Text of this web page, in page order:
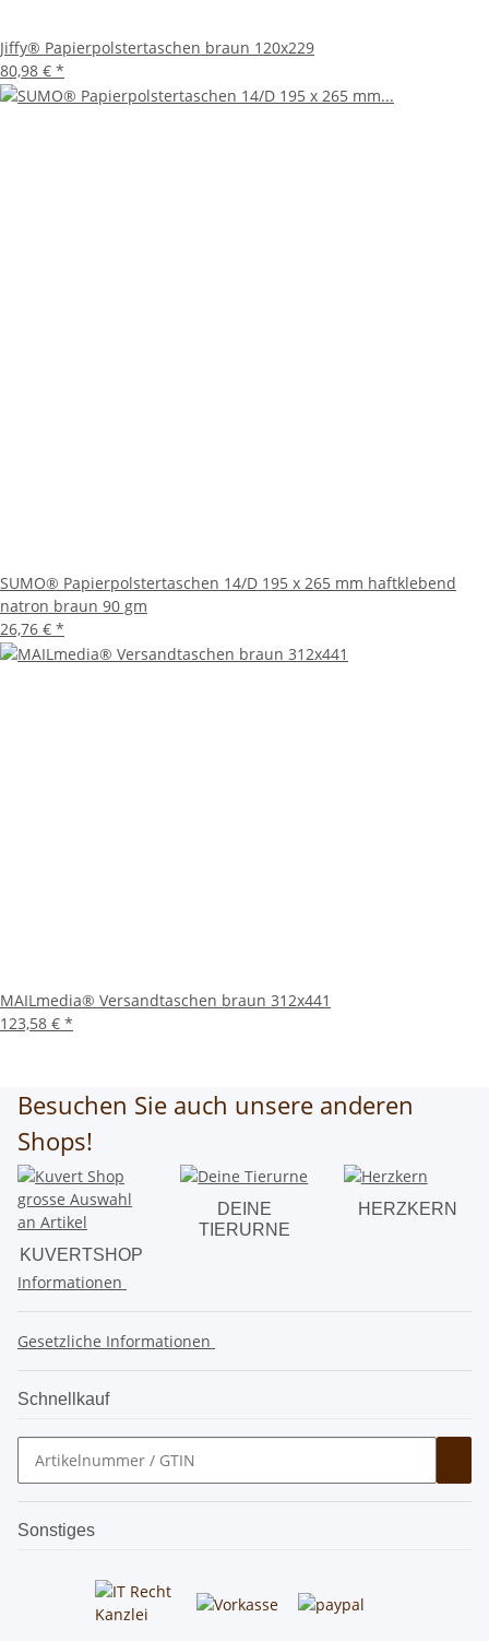
Jiffy® Papierpolstertaschen braun 120x229
80,98 € *
SUMO® Papierpolstertaschen 14/D 195 x 265 mm haftklebend
natron braun 90 gm
26,76 € *
MAILmedia® Versandtaschen braun 312x441
123,58 € *
Besuchen Sie auch unsere anderen
Shops!
KUVERTSHOP
DEINE
TIERURNE
HERZKERN
Informationen
Gesetzliche Informationen
Schnellkauf
Sonstiges